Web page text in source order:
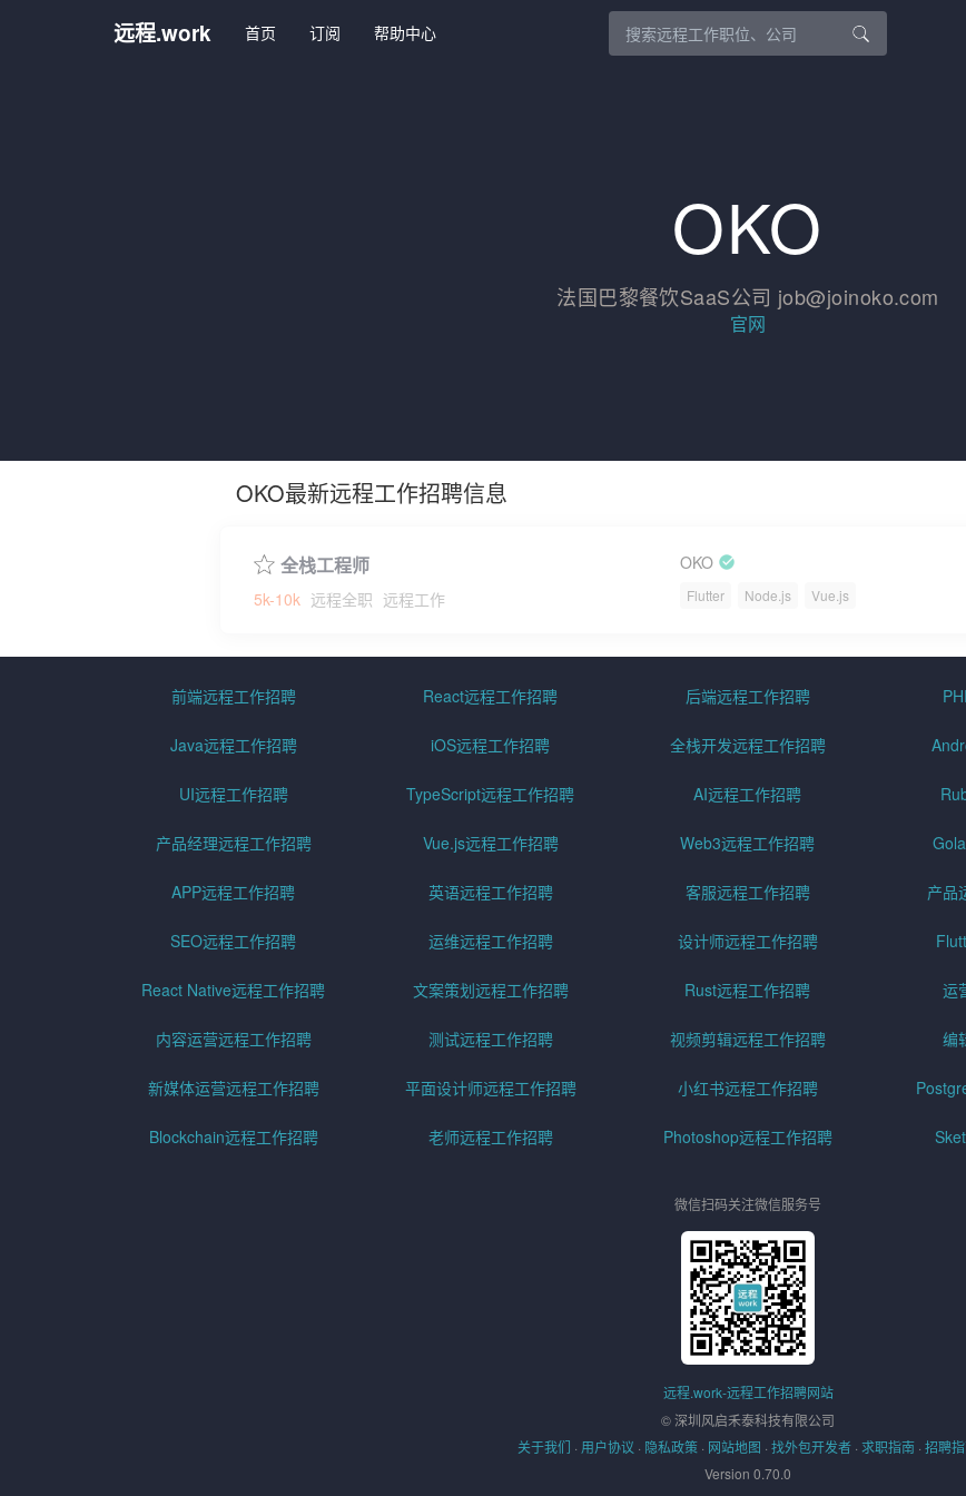
远程.work 首页 订阅 帮助中心
OKO
法国巴黎餐饮SaaS公司 job@joinoko.com
官网
OKO最新远程工作招聘信息
全栈工程师
5k-10k 远程全职 远程工作
OKO
Flutter Node.js Vue.js
前端远程工作招聘 React远程工作招聘 后端远程工作招聘
Java远程工作招聘 iOS远程工作招聘 全栈开发远程工作招聘
UI远程工作招聘 TypeScript远程工作招聘 AI远程工作招聘
产品经理远程工作招聘 Vue.js远程工作招聘 Web3远程工作招聘
APP远程工作招聘 英语远程工作招聘 客服远程工作招聘 产品
SEO远程工作招聘 运维远程工作招聘 设计师远程工作招聘
React Native远程工作招聘 文案策划远程工作招聘 Rust远程工作招聘 运
内容运营远程工作招聘 测试远程工作招聘 视频剪辑远程工作招聘 编
新媒体运营远程工作招聘 平面设计师远程工作招聘 小红书远程工作招聘
Blockchain远程工作招聘 老师远程工作招聘 Photoshop远程工作招聘
微信扫码关注微信服务号
远程.work-远程工作招聘网站
© 深圳风启禾泰科技有限公司
关于我们 · 用户协议 · 隐私政策 · 网站地图 · 找外包开发者 · 求职指南 · 招聘
Version 0.70.0